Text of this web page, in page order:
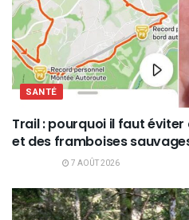
SANTÉ
Trail : pourquoi il faut
et des framboises
7 AOÛT 2026